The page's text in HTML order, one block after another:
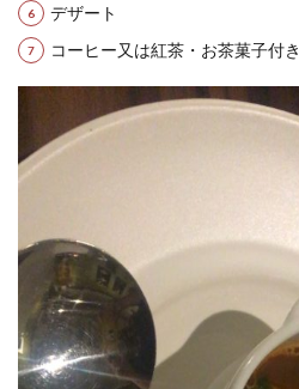
デザート
コーヒー又は紅茶・お茶菓子付き